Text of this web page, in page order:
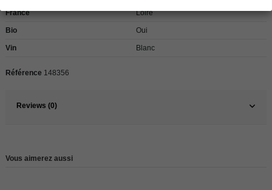
France Loire
Bio Oui
Vin Blanc
Référence 148356
Reviews (0)
Vous aimerez aussi